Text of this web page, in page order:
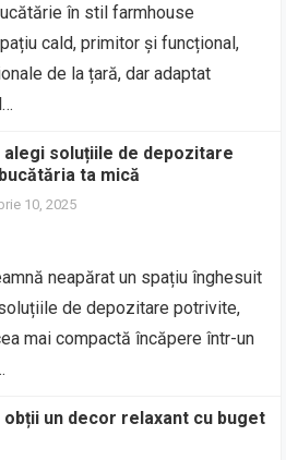
în stil farmhouse
cald, primitor și funcțional,
de la țară, dar adaptat
alegi soluțiile de depozitare
ta mică
10, 2025
neapărat un spațiu înghesuit
de depozitare potrivite,
mai compactă încăpere într-un
obții un decor relaxant cu buget